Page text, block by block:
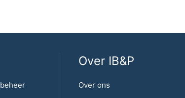
Over IB&P
Over ons